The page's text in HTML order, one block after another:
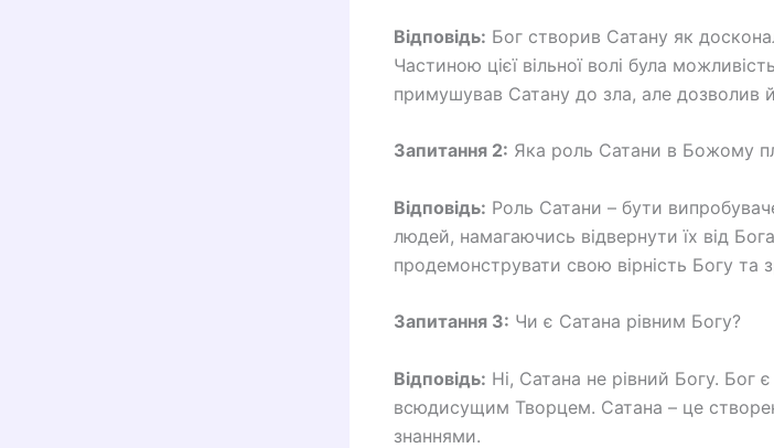
Відповідь: Бог створив Сатану як
Частиною цієї вільної волі була
примушував Сатану до зла, але дозволив
Запитання 2: Яка роль Сатани в Божому
Відповідь: Роль Сатани – бути
людей, намагаючись відвернути їх від
продемонструвати свою вірність Богу та
Запитання 3: Чи є Сатана рівним Богу?
Відповідь: Ні, Сатана не рівний Богу. Бог
всюдисущим Творцем. Сатана – це
знаннями.